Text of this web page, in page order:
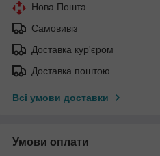
Нова Пошта
Самовивіз
Доставка кур'єром
Доставка поштою
Всі умови доставки
Умови оплати